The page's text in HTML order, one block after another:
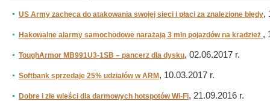
US Army zachęca do atakowania swojej sieci i płaci za znalezione błędy,
Hakowalne alarmy samochodowe narażają 3 mln pojazdów na kradzież ,
ToughArmor MB991U3-1SB – pancerz dla dysku, 02.06.2017 r.
Softbank sprzedaje 25% udziałów w ARM , 10.03.2017 r.
Dobre i złe wieści dla darmowych hotspotów Wi-Fi, 21.09.2016 r.